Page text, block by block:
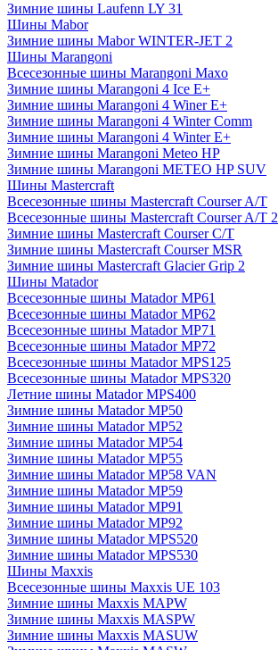
Зимние шины Laufenn LY 31
Шины Mabor
Зимние шины Mabor WINTER-JET 2
Шины Marangoni
Всесезонные шины Marangoni Maxo
Зимние шины Marangoni 4 Ice E+
Зимние шины Marangoni 4 Winer E+
Зимние шины Marangoni 4 Winter Comm
Зимние шины Marangoni 4 Winter E+
Зимние шины Marangoni Meteo HP
Зимние шины Marangoni METEO HP SUV
Шины Mastercraft
Всесезонные шины Mastercraft Courser A/T
Всесезонные шины Mastercraft Courser A/T 2
Зимние шины Mastercraft Courser C/T
Зимние шины Mastercraft Courser MSR
Зимние шины Mastercraft Glacier Grip 2
Шины Matador
Всесезонные шины Matador MP61
Всесезонные шины Matador MP62
Всесезонные шины Matador MP71
Всесезонные шины Matador MP72
Всесезонные шины Matador MPS125
Всесезонные шины Matador MPS320
Летние шины Matador MPS400
Зимние шины Matador MP50
Зимние шины Matador MP52
Зимние шины Matador MP54
Зимние шины Matador MP55
Зимние шины Matador MP58 VAN
Зимние шины Matador MP59
Зимние шины Matador MP91
Зимние шины Matador MP92
Зимние шины Matador MPS520
Зимние шины Matador MPS530
Шины Maxxis
Всесезонные шины Maxxis UE 103
Зимние шины Maxxis MAPW
Зимние шины Maxxis MASPW
Зимние шины Maxxis MASUW